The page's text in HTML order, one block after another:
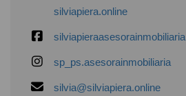
silviapiera.online
silviapieraasesorainmobiliaria
sp_ps.asesorainmobiliaria
silvia@silviapiera.online